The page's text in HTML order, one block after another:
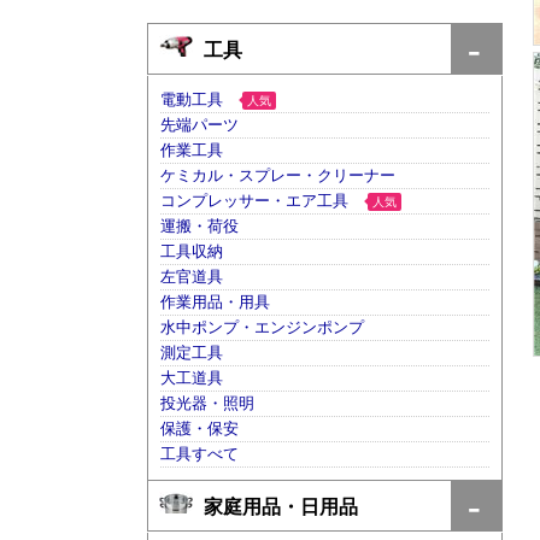
工具
電動工具 人気
先端パーツ
作業工具
ケミカル・スプレー・クリーナー
コンプレッサー・エア工具
人気
運搬・荷役
工具収納
左官道具
作業用品・用具
水中ポンプ・エンジンポンプ
測定工具
大工道具
投光器・照明
保護・保安
工具すべて
家庭用品・日用品